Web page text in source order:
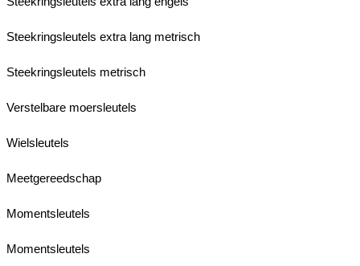
Steekringsleutels extra lang metrisch
Steekringsleutels metrisch
Verstelbare moersleutels
Wielsleutels
Meetgereedschap
Momentsleutels
Momentsleutels